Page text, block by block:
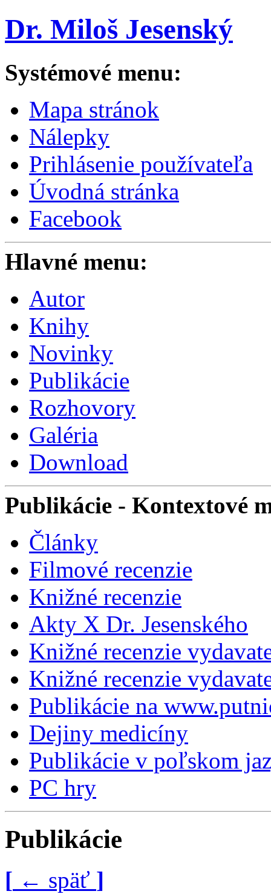
Dr. Miloš Jesenský
Systémové menu:
Mapa stránok
Nálepky
Prihlásenie používateľa
Úvodná stránka
Facebook
Hlavné menu:
Autor
Knihy
Novinky
Publikácie
Rozhovory
Galéria
Download
Publikácie - Kontextové
Články
Filmové recenzie
Knižné recenzie
Akty X Dr. Jesenského
Knižné recenzie
Knižné recenzie
Publikácie na
Dejiny medicíny
Publikácie v poľskom
PC hry
Publikácie
[ ← späť ]